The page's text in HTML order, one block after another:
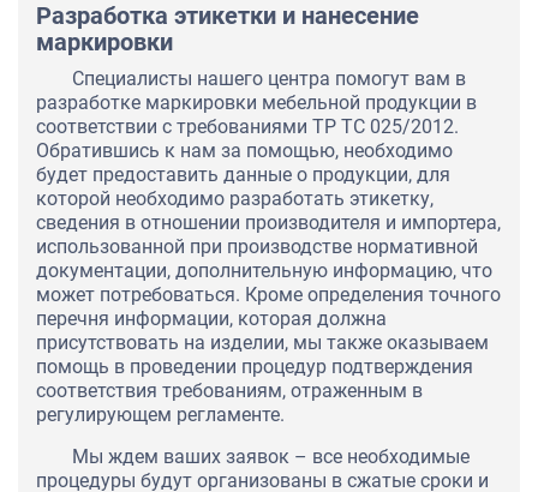
Разработка этикетки и нанесение
маркировки
Специалисты нашего центра помогут вам в
разработке маркировки мебельной продукции в
соответствии с требованиями ТР ТС 025/2012.
Обратившись к нам за помощью, необходимо
будет предоставить данные о продукции, для
которой необходимо разработать этикетку,
сведения в отношении производителя и импортера,
использованной при производстве нормативной
документации, дополнительную информацию, что
может потребоваться. Кроме определения точного
перечня информации, которая должна
присутствовать на изделии, мы также оказываем
помощь в проведении процедур подтверждения
соответствия требованиям, отраженным в
регулирующем регламенте.
Мы ждем ваших заявок – все необходимые
процедуры будут организованы в сжатые сроки и